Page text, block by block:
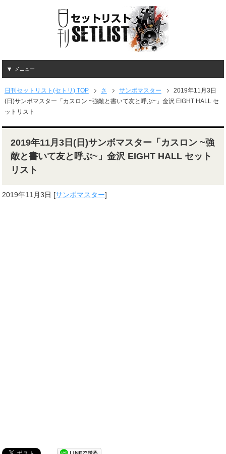
メニュー
日刊セットリスト(セトリ) TOP さ サンボマスター
2019年11月3日
(日)サンボマスター「カスロン ~強敵と書いて友と呼ぶ~」金沢 EIGHT HALL セ
ットリスト
2019年11月3日(日)サンボマスター「カスロン ~強
敵と書いて友と呼ぶ~」金沢 EIGHT HALL セット
リスト
2019年11月3日 [サンボマスター]